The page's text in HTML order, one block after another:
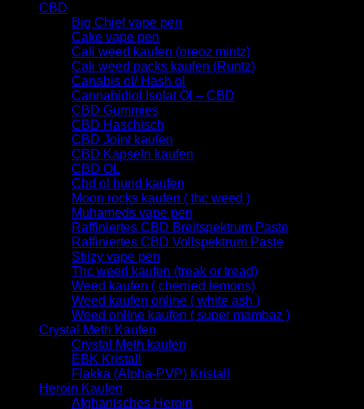
CBD
Big Chief vape pen
Cake vape pen
Cali weed kaufen (oreoz mintz)
Cali weed packs kaufen (Runtz)
Canabis ol/ Hash ol
Cannabidiol Isolat Öl – CBD
CBD Gummies
CBD Haschisch
CBD Joint kaufen
CBD Kapseln kaufen
CBD OL
Cbd ol hund kaufen
Moon rocks kaufen ( thc weed )
Muhameds vape pen
Raffiniertes CBD Breitspektrum Paste
Raffiniertes CBD Vollspektrum Paste
Stiizy vape pen
Thc weed kaufen (treak or tread)
Weed kaufen ( cherried lemons)
Weed kaufen online ( white ash )
Weed online kaufen ( super mambaz )
Crystal Meth Kaufen
Crystal Meth kaufen
EBK Kristall
Flakka (Alpha-PVP) Kristall
Heroin Kaufen
Afghanisches Heroin